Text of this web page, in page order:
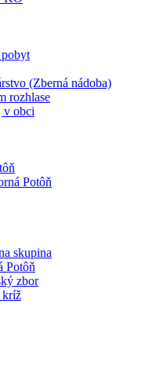
pobyt
(Zberná nádoba)
rozhlase
v obci
Potôň
skupina
Potôň
zbor
kríž